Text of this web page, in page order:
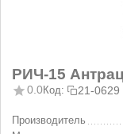
РИЧ-15
0.0 Код: 21-0629
Производитель